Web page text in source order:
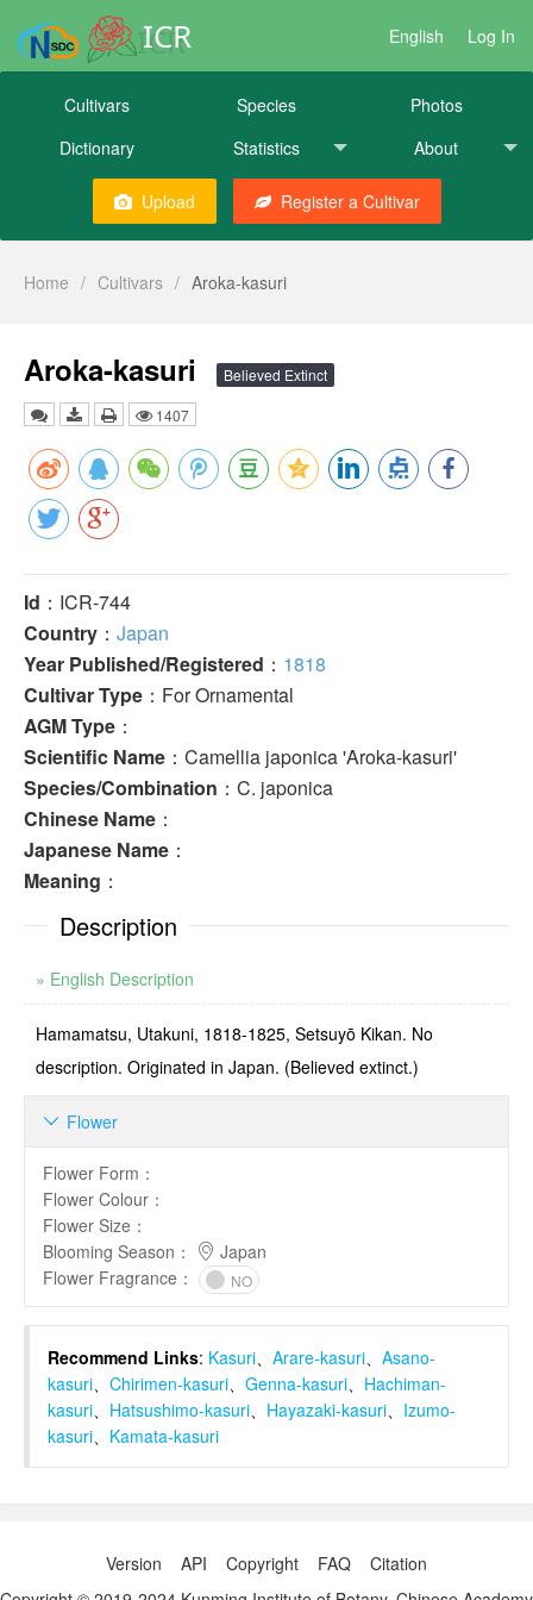
ICR English Log In
Cultivars Species
Photos
Dictionary
Statistics About
Upload Register a Cultivar
Home / Cultivars / Aroka-kasuri
Aroka-kasuri
Believed Extinct
1407
Id ：ICR-744
Country ： Japan
Year Published/Registered ： 1818
Cultivar Type ：For Ornamental
AGM Type ：
Scientific Name ：Camellia japonica 'Aroka-kasuri'
Species/Combination ：C. japonica
Chinese Name ：
Japanese Name ：
Meaning ：
Description
» English Description
Hamamatsu, Utakuni, 1818-1825, Setsuyō Kikan. No
description. Originated in Japan. (Believed extinct.)
Flower

Flower Form ：
Flower Colour ：
Flower Size ：
Blooming Season ：
Japan
Flower Fragrance ： NO
Recommend Links: Kasuri、 Arare-kasuri、 Asano-
kasuri、 Chirimen-kasuri、 Genna-kasuri、 Hachiman-
kasuri、 Hatsushimo-kasuri、 Hayazaki-kasuri、 Izumo-
kasuri、 Kamata-kasuri
Version API Copyright FAQ
Citation